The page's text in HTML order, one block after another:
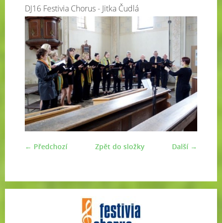
DJ16 Festivia Chorus - Jitka Čudlá
← Předchozí Další →
Zpět do složky